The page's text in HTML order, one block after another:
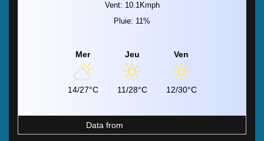
Vent: 10.1Kmph
Pluie: 11%
Mer
14/27°C
Jeu
11/28°C
Ven
12/30°C
Data from